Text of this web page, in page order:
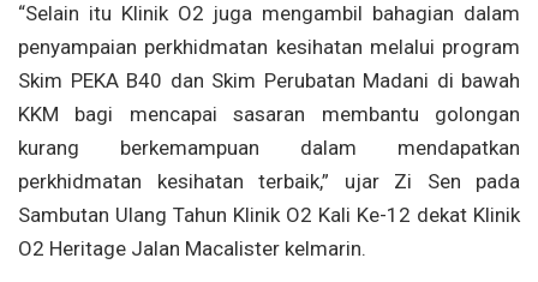
“Selain itu Klinik O2 juga mengambil bahagian dalam
penyampaian perkhidmatan kesihatan melalui program
Skim PEKA B40 dan Skim Perubatan Madani di bawah
KKM bagi mencapai sasaran membantu golongan
kurang berkemampuan dalam mendapatkan
perkhidmatan kesihatan terbaik,” ujar Zi Sen pada
Sambutan Ulang Tahun Klinik O2 Kali Ke-12 dekat Klinik
O2 Heritage Jalan Macalister kelmarin.